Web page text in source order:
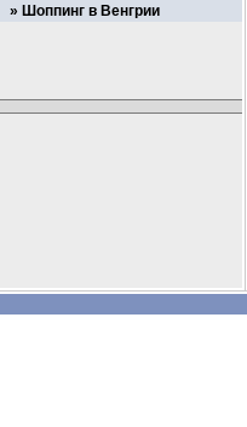
Шоппинг в Венгрии